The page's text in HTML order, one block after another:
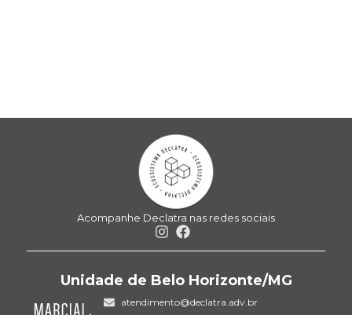
Acompanhe Declatra nas redes sociais
Unidade de Belo Horizonte/MG
atendimento@declatra.adv.br